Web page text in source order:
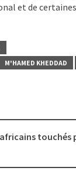
et de
M'HAMED KHEDDAD
touchés